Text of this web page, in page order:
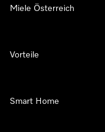
Miele Österreich
Vorteile
Smart Home